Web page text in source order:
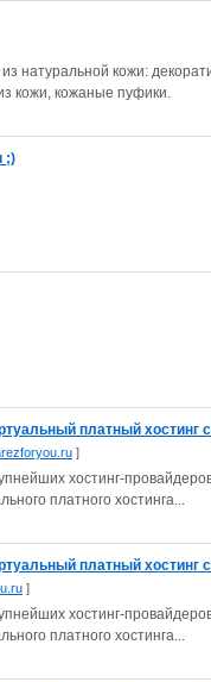
натуральной кожи:
кожи, кожаные пуфики.
;)
платный хостинг
]
хостинг-
платного хостинга...
платный хостинг
]
хостинг-
платного хостинга...